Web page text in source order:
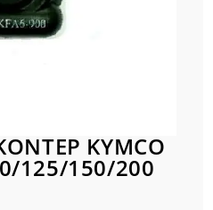
KYMCO
125/150/200